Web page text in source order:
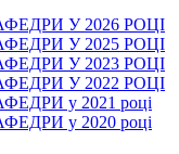
У 2026 РОЦІ
У 2025 РОЦІ
У 2023 РОЦІ
У 2022 РОЦІ
у 2021 році
у 2020 році